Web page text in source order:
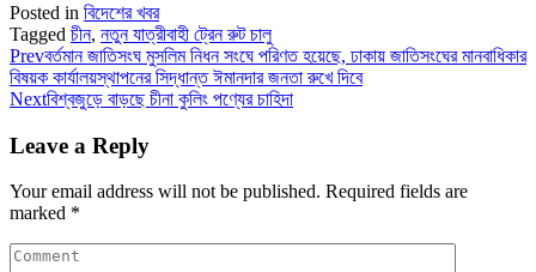
Posted in বিদেশের খবর
Tagged চীন, নতুন যাত্রীবাহী ট্রেন রুট চালু
Prevবর্তমান জাতিসংঘ মুসলিম নিধন সংঘে পরিণত হয়েছে, ঢাকায় জাতিসংঘের মানবাধিকার
বিষয়ক কার্যালয়স্থাপনের সিদ্ধান্ত ঈমানদার জনতা রুখে দিবে
Nextবিশ্বজুড়ে বাড়ছে চীনা কুলিং পণ্যের চাহিদা
Leave a Reply
Your email address will not be published. Required fields are
marked *